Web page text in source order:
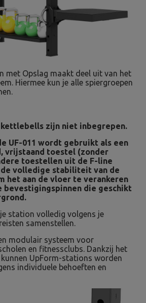
met Opslag maakt deel uit van het
Hiermee kun je alle spiergroepen
zijn niet inbegrepen.
UF-011 wordt gebruikt als een
vrijstaand toestel (zonder
toestellen uit de F-line
volledige stabiliteit van de
het aan de vloer te verankeren
bevestigingspinnen die geschikt
station volledig volgens je
samenstellen.
modulair systeem voor
en fitnessclubs. Dankzij het
UpForm-stations worden
individuele behoeften en